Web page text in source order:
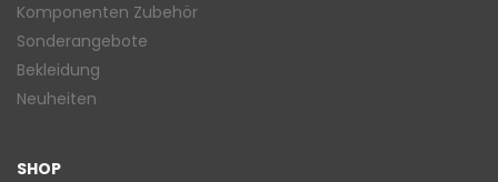
Komponenten Zubehör
Sonderangebote
Bekleidung
Neuheiten
SHOP